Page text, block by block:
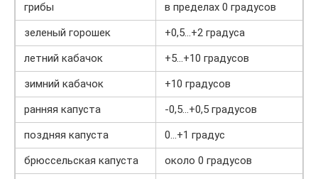
грибы
в пределах 0 градусов
зеленый горошек
+0,5…+2 градуса
летний кабачок
+5…+10 градусов
зимний кабачок
+10 градусов
ранняя капуста
-0,5…+0,5 градусов
поздняя капуста
0…+1 градус
брюссельская капуста
около 0 градусов